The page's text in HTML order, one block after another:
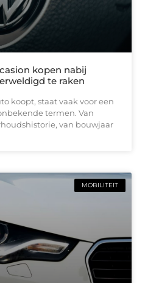
kopen nabij
te raken
koopt, staat vaak voor een
termen. Van
van bouwjaar
MOBILITEIT